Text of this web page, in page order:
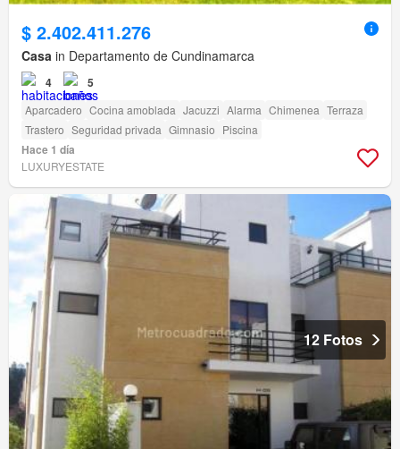
$ 2.402.411.276
Casa in Departamento de Cundinamarca
4 5
Aparcadero Cocina amoblada Jacuzzi Alarma Chimenea Terraza
Trastero Seguridad privada Gimnasio Piscina
Hace 1 día
LUXURYESTATE
12 Fotos